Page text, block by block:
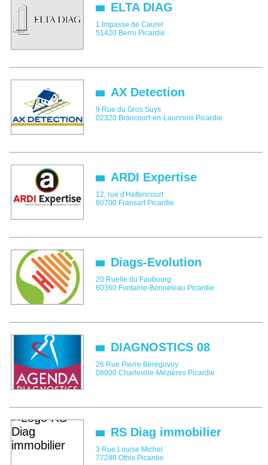
ELTA DIAG
1 Impasse de Caurel
51420 Berru Picardie
AX Detection
9 Rue du Gros Suys
02320 Brancourt-en-Laonnois Picardie
ARDI Expertise
12, rue d'Hattencourt
80700 Fransart Picardie
Diags-Evolution
20 Ruelle du Faubourg
60360 Fontaine-Bonneleau Picardie
DIAGNOSTICS 08
26 Rue Pierre Bérégovoy
08000 Charleville-Mézières Picardie
RS Diag immobilier
3 Rue Louise Michel
77280 Othis Picardie